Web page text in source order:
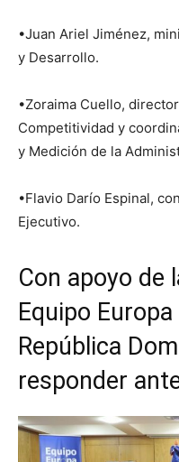
•Juan Ariel Jiménez,
y Desarrollo.
•Zoraima Cuello,
Competitividad y
y Medición de la
•Flavio Darío Espinal,
Ejecutivo.
Con apoyo de
Equipo
República
responder